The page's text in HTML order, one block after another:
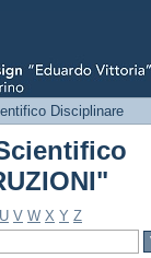
Disciplinare
U V W X Y Z